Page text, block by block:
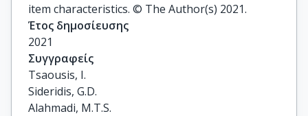
item characteristics. © The Author(s) 2021.
Έτος δημοσίευσης
2021
Συγγραφείς
Tsaousis, I.
Sideridis, G.D.
Alahmadi, M.T.S.